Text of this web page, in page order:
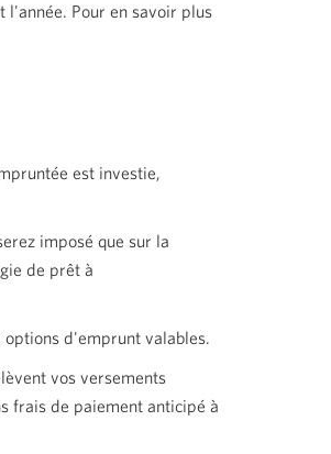
Pour en savoir plus
est investie,
imposé que sur la
de prêt à
d'emprunt valables.
vos versements
frais de paiement anticipé à